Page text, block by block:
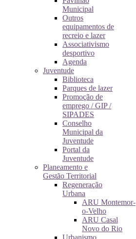
Municipal
Outros
equipamentos de
recreio e lazer
Associativismo
desportivo
Agenda
Juventude
Biblioteca
Parques de lazer
Promoção de
emprego / GIP /
SIPADES
Conselho
Municipal da
Juventude
Portal da
Juventude
Planeamento e
Gestão Territorial
Regeneração
Urbana
ARU Montemor-
o-Velho
ARU Casal
Novo do Rio
Urbanismo